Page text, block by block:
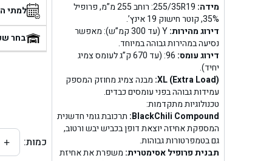
מידה:
255/35R19: רוחב 255 מ”מ, פרופיל
35%, קוטר חישוק 19 אינץ’.
דירוג מהירות:
Y (עד 300 קמ”ש): מאפשר
נסיעה במהירות גבוהה במיוחד.
דירוג עומס:
96: (עד 670 ק”ג לעומס צמיג
יחיד).
XL (Extra Load): מבנה צמיג מחוזק המספק
עמידות גבוהה בפני עומסים כבדים.
טכנולוגיות מתקדמות:
BlackChili Compound: תרכובת גומי חדשנית
המספקת אחיזה יוצאת דופן בכביש יבש ורטוב,
גם בטמפרטורות גבוהות.
תבנית פרופיל אסימטרית: משפרת את אחיזת
בן
למתי
בחר
כמות: +